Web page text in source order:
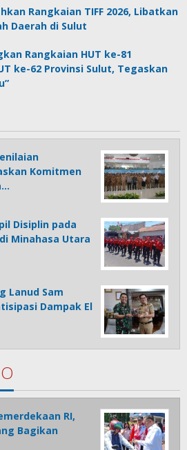
Rangkaian TIFF 2026, Libatkan
Daerah di Sulut
Rangkaian HUT ke-81
ke-62 Provinsi Sulut, Tegaskan
Komitmen
Disiplin pada
Minahasa Utara
Lanud Sam
Dampak El
RI,
Bagikan